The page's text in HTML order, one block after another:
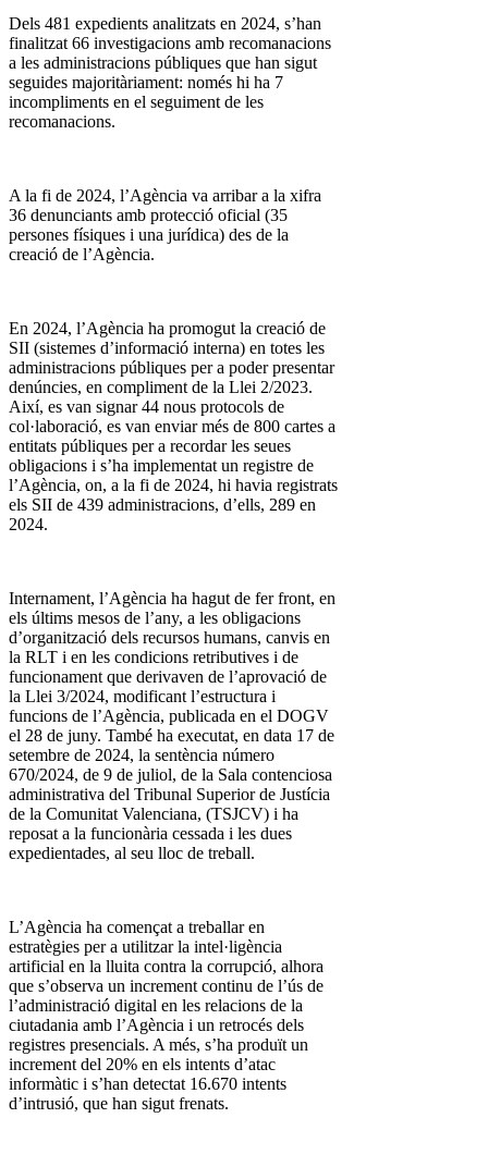
Dels 481 expedients analitzats en 2024, s’han
finalitzat 66 investigacions amb recomanacions
a les administracions públiques que han sigut
seguides majoritàriament: només hi ha 7
incompliments en el seguiment de les
recomanacions.
A la fi de 2024, l’Agència va arribar a la xifra
36 denunciants amb protecció oficial (35
persones físiques i una jurídica) des de la
creació de l’Agència.
En 2024, l’Agència ha promogut la creació de
SII (sistemes d’informació interna) en totes les
administracions públiques per a poder presentar
denúncies, en compliment de la Llei 2/2023.
Així, es van signar 44 nous protocols de
col·laboració, es van enviar més de 800 cartes a
entitats públiques per a recordar les seues
obligacions i s’ha implementat un registre de
l’Agència, on, a la fi de 2024, hi havia registrats
els SII de 439 administracions, d’ells, 289 en
2024.
Internament, l’Agència ha hagut de fer front, en
els últims mesos de l’any, a les obligacions
d’organització dels recursos humans, canvis en
la RLT i en les condicions retributives i de
funcionament que derivaven de l’aprovació de
la Llei 3/2024, modificant l’estructura i
funcions de l’Agència, publicada en el DOGV
el 28 de juny. També ha executat, en data 17 de
setembre de 2024, la sentència número
670/2024, de 9 de juliol, de la Sala contenciosa
administrativa del Tribunal Superior de Justícia
de la Comunitat Valenciana, (TSJCV) i ha
reposat a la funcionària cessada i les dues
expedientades, al seu lloc de treball.
L’Agència ha començat a treballar en
estratègies per a utilitzar la intel·ligència
artificial en la lluita contra la corrupció, alhora
que s’observa un increment continu de l’ús de
l’administració digital en les relacions de la
ciutadania amb l’Agència i un retrocés dels
registres presencials. A més, s’ha produït un
increment del 20% en els intents d’atac
informàtic i s’han detectat 16.670 intents
d’intrusió, que han sigut frenats.